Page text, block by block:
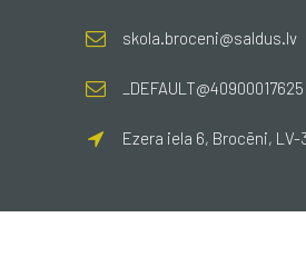
skola.broceni@saldus.lv
_DEFAULT@40900017625
Ezera iela 6, Brocēni, LV-